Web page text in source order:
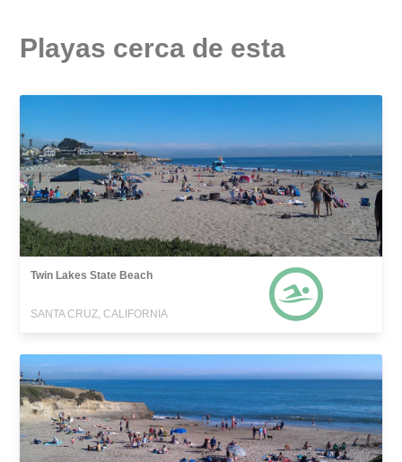
Playas cerca de esta
Twin Lakes State Beach
SANTA CRUZ, CALIFORNIA